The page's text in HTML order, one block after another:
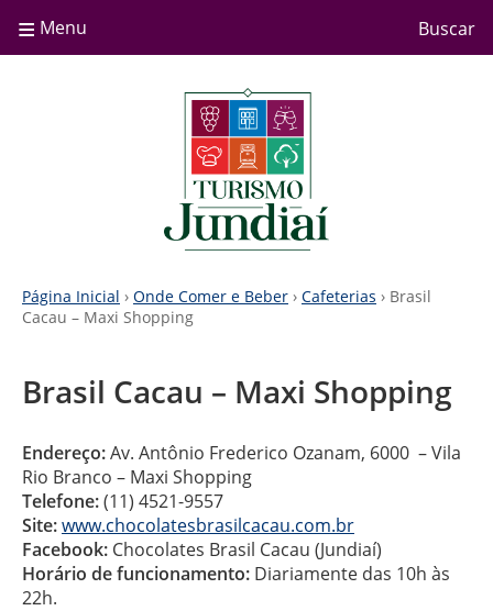
≡ Menu Buscar
Página Inicial › Onde Comer e Beber › Cafeterias › Brasil
Cacau – Maxi Shopping
Brasil Cacau – Maxi Shopping
Endereço:Av. Antônio Frederico Ozanam, 6000 – Vila
Rio Branco – Maxi Shopping
Telefone:(11) 4521-9557
Site:www.chocolatesbrasilcacau.com.br
Facebook: Chocolates Brasil Cacau (Jundiaí)
Horário de funcionamento: Diariamente das 10h às
22h.